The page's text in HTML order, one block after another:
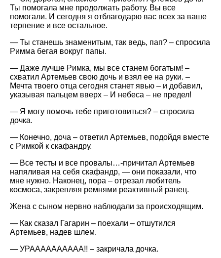
Ты помогала мне продолжать работу. Вы все
помогали. И сегодня я отблагодарю вас всех за ваше
терпение и все остальное.
— Ты станешь знаменитым, так ведь, пап? – спросила
Римма бегая вокруг папы.
— Даже лучше Римка, мы все станем богатым! –
схватил Артемьев свою дочь и взял ее на руки. –
Мечта твоего отца сегодня станет явью – и добавил,
указывая пальцем вверх – И небеса – не предел!
— Я могу помочь тебе приготовиться? – спросила
дочка.
— Конечно, доча – ответил Артемьев, подойдя вместе
с Римкой к скафандру.
— Все тесты и все провалы…-причитал Артемьев
напяливая на себя скафандр, — они показали, что
мне нужно. Наконец, пора – отрезал любитель
космоса, закрепляя ремнями реактивный ранец.
Жена с сыном нервно наблюдали за происходящим.
— Как сказал Гагарин – поехали – отшутился
Артемьев, надев шлем.
— УРАААААААААА!! – закричала дочка.